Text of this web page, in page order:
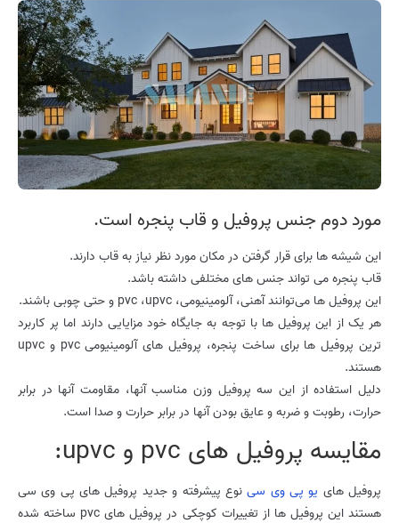
مورد دوم جنس پروفیل و قاب پنجره است.
این شیشه ها برای قرار گرفتن در مکان مورد نظر نیاز به قاب دارند.
قاب پنجره می تواند جنس های مختلفی داشته باشد.
این پروفیل ها می‌توانند آهنی، آلومینیومی، ‏pvc ،upvc و حتی چوبی باشند.
هر یک از این پروفیل ها با توجه به جایگاه خود مزایایی دارند اما پر کاربرد
ترین پروفیل ها برای ساخت پنجره، پروفیل های آلومینیومی pvc و upvc
هستند.
دلیل استفاده از این سه پروفیل وزن مناسب آنها، مقاومت آنها در برابر
حرارت، رطوبت و ضربه و عایق بودن آنها در برابر حرارت و صدا است.
مقایسه پروفیل های pvc و upvc:
پروفیل های یو پی وی سینوع پیشرفته و جدید پروفیل های پی وی سی
هستند این پروفیل ها از تغییرات کوچکی در پروفیل های pvc ساخته شده